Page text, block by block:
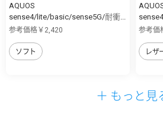
AQUOS
sense4/lite/basic/sense5G/耐衝...
参考価格￥2,420
ソフト
参考価
レザ
＋ もっと見